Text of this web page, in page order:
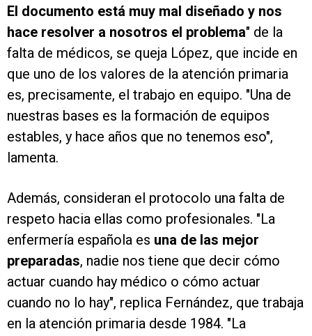
El documento está muy mal diseñado y nos
hace resolver a nosotros el problema" de la
falta de médicos, se queja López, que incide en
que uno de los valores de la atención primaria
es, precisamente, el trabajo en equipo. "Una de
nuestras bases es la formación de equipos
estables, y hace años que no tenemos eso",
lamenta.
Además, consideran el protocolo una falta de
respeto hacia ellas como profesionales. "La
enfermería española es una de las mejor
preparadas, nadie nos tiene que decir cómo
actuar cuando hay médico o cómo actuar
cuando no lo hay", replica Fernández, que trabaja
en la atención primaria desde 1984. "La